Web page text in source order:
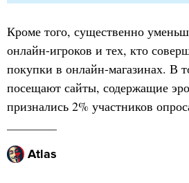
Кроме того, существенно
онлайн-игроков и тех, кто
покупки в онлайн-магазинах. В
посещают сайты, содержащие
признались 2% участников
Atlas